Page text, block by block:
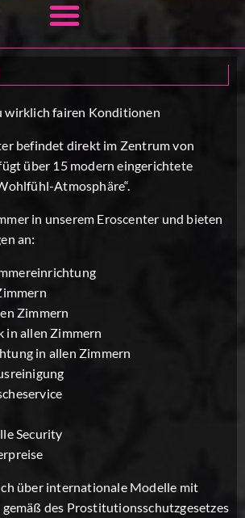
wirklich fairen Konditionen
befindet direkt im Zentrum von
über 15 modern eingerichtete
Atmosphäre“.
in unserem Eroscenter und bieten
an:
Zimmern
in allen Zimmern
in allen Zimmern
Security
über internationale Modelle mit
des Prostitutionsschutzgesetzes